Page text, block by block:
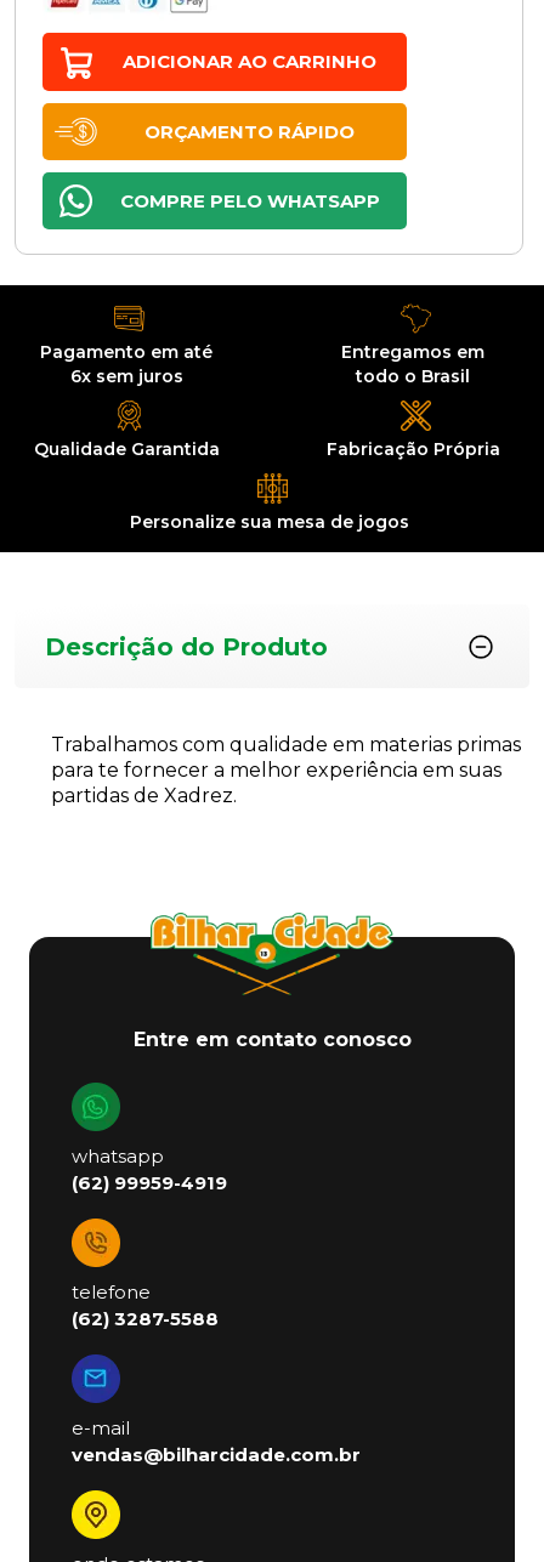
ADICIONAR AO CARRINHO
ORÇAMENTO RÁPIDO
COMPRE PELO WHATSAPP
Pagamento em até
6x sem juros
Entregamos em
todo o Brasil
QualidadeGarantida Fabricação Própria
Personalize sua mesa de jogos
Descrição do Produto
Trabalhamos com qualidade em materias primas
para te fornecer a melhor experiência em suas
partidas de Xadrez.
Entre em contato conosco
whatsapp
(62) 99959-4919
telefone
(62) 3287-5588
e-mail
vendas@bilharcidade.com.br